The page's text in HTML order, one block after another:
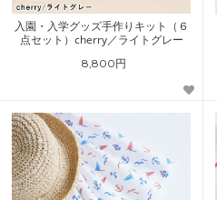
入園・入学グッズ手作りキット（６
点セット）cherry／ライトグレー
8,800円